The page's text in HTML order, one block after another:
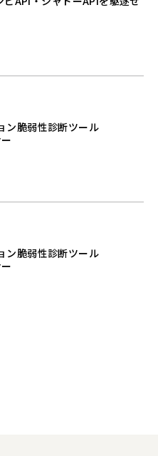
ン脆弱性診断ツール
ン脆弱性診断ツール